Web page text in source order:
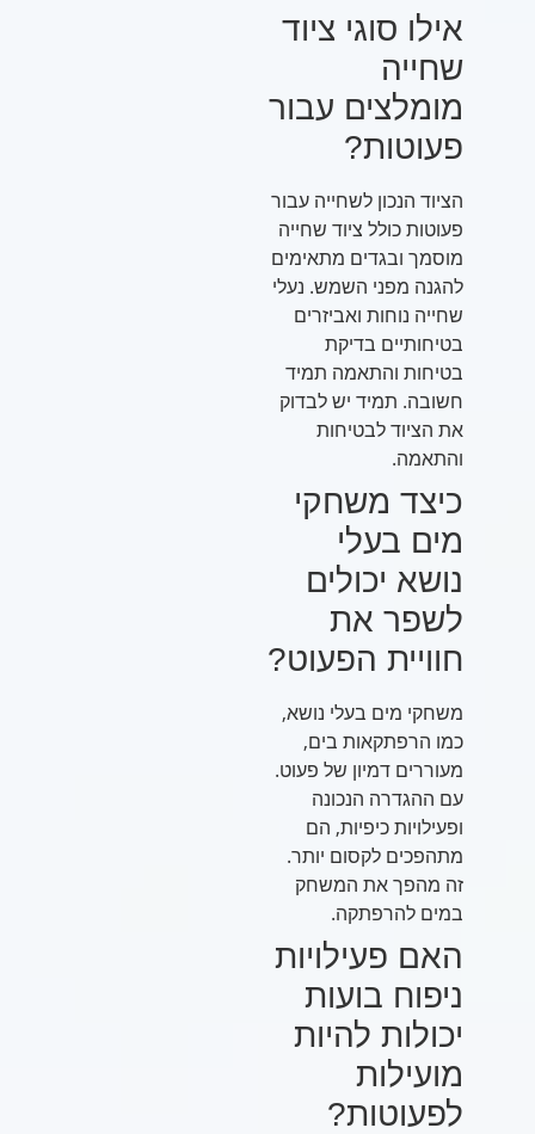
אילו סוגי ציוד
שחייה
מומלצים עבור
פעוטות?
הציוד הנכון לשחייה עבור
פעוטות כולל ציוד שחייה
מוסמך ובגדים מתאימים
להגנה מפני השמש. נעלי
שחייה נוחות ואביזרים
בטיחותיים בדיקת
בטיחות והתאמה תמיד
חשובה. תמיד יש לבדוק
את הציוד לבטיחות
והתאמה.
כיצד משחקי
מים בעלי
נושא יכולים
לשפר את
חוויית הפעוט?
משחקי מים בעלי נושא,
כמו הרפתקאות בים,
מעוררים דמיון של פעוט.
עם ההגדרה הנכונה
ופעילויות כיפיות, הם
מתהפכים לקסום יותר.
זה מהפך את המשחק
במים להרפתקה.
האם פעילויות
ניפוח בועות
יכולות להיות
מועילות
לפעוטות?